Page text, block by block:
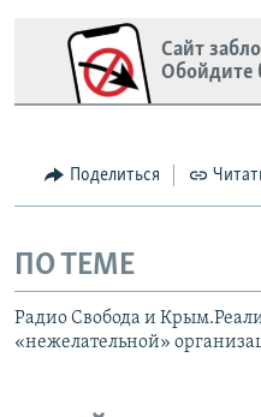
Сайт
Обойдите
Поделиться
ПО ТЕМЕ
Радио Свобода и
«нежелательной»